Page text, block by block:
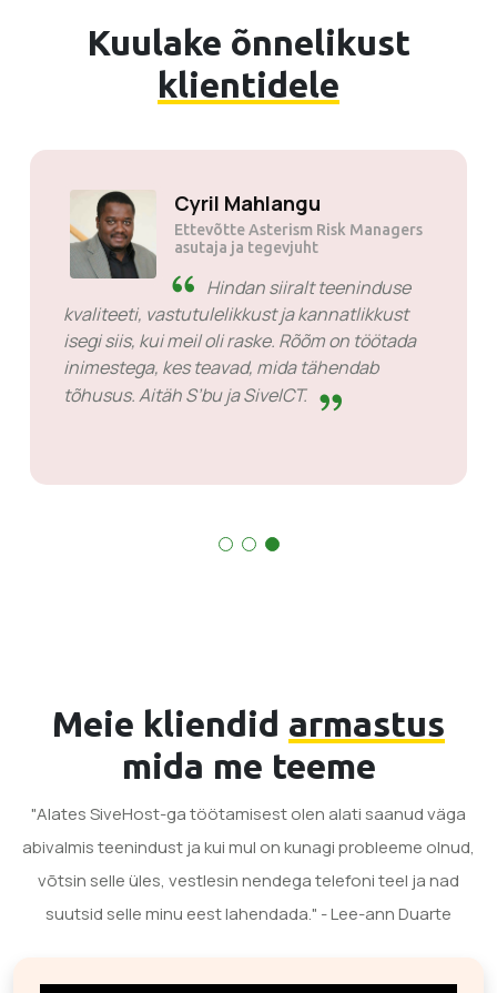
Kuulake õnnelikust
klientidele
Cyril Mahlangu
Ettevõtte Asterism Risk Managers
asutaja ja tegevjuht
Hindan siiralt teeninduse
kvaliteeti, vastutulelikkust ja kannatlikkust
isegi siis, kui meil oli raske. Rõõm on töötada
inimestega, kes teavad, mida tähendab
tõhusus. Aitäh S’bu ja SiveICT.
Meie kliendid armastus
mida me teeme
"Alates SiveHost-ga töötamisest olen alati saanud väga
abivalmis teenindust ja kui mul on kunagi probleeme olnud,
võtsin selle üles, vestlesin nendega telefoni teel ja nad
suutsid selle minu eest lahendada." - Lee-ann Duarte